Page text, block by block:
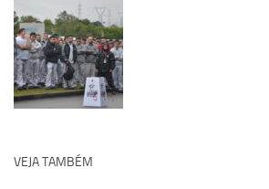
VEJA TAMBÉM